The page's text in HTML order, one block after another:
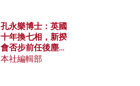
孔永樂博士：英國
十年換七相，新揆
會否步前任後塵？
脫歐後英國經濟為
本社編輯部